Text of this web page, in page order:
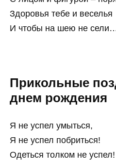
Здоровья тебе и веселья
И чтобы на шею не
Прикольные
днем рождения
Я не успел умыться,
Я не успел побриться!
Одеться толком не успел!